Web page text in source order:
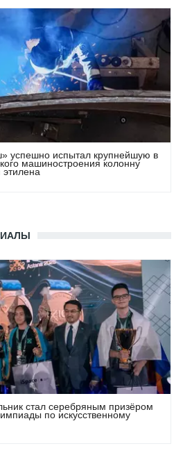
успешно испытал крупнейшую в
машиностроения колонну
стал серебряным призёром
по искусственному